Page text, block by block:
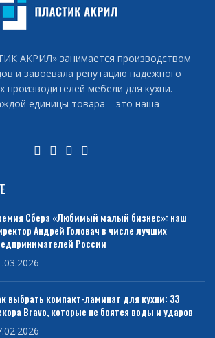
АКРИЛ» занимается производством
и завоевала репутацию надежного
производителей мебели для кухни.
единицы товара – это наша
Сбера «Любимый малый бизнес»: наш
Андрей Головач в числе лучших
России
выбрать компакт-ламинат для кухни: 33
Bravo, которые не боятся воды и ударов